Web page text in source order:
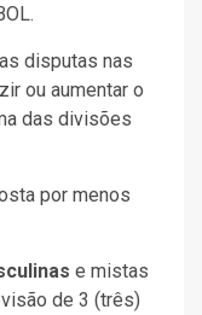
disputas nas
ou aumentar o
das divisões
por menos
e mistas
de 3 (três)